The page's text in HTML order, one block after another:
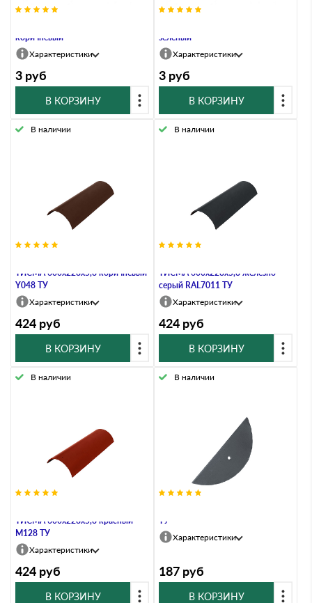
коричневый
Характеристики
3 руб
В КОРЗИНУ
зеленый
Характеристики
3 руб
В КОРЗИНУ
ТИСМА 600х228х5,8 коричневый
Y048 ТУ
В наличии
Характеристики
424 руб
В КОРЗИНУ
ТИСМА 600х228х5,8 железно-
серый RAL7011 ТУ
В наличии
Характеристики
424 руб
В КОРЗИНУ
ТИСМА 600х228х5,8 красный
M128 ТУ
В наличии
Характеристики
424 руб
В КОРЗИНУ
ТУ
В наличии
Характеристики
187 руб
В КОРЗИНУ